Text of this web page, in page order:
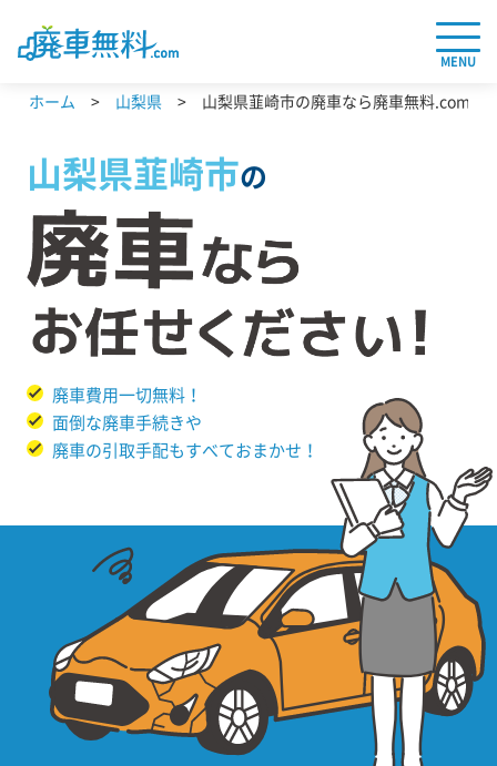
MENU
ホーム 山梨県 山梨県韮崎市の廃車なら廃車無料.com
山梨県韮崎市の
廃車費用一切無料！
面倒な廃車手続きや
廃車の引取手配もすべておまかせ！